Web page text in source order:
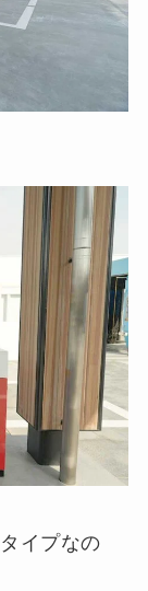
タイプなの